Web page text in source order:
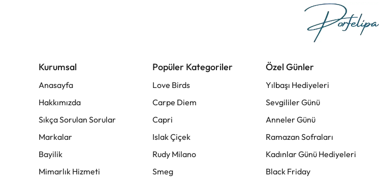
Kurumsal
Anasayfa
Hakkımızda
Sıkça Sorulan Sorular
Markalar
Bayilik
Mimarlık Hizmeti
Popüler Kategoriler
Love Birds
Carpe Diem
Capri
Islak Çiçek
Rudy Milano
Smeg
Özel Günler
Yılbaşı Hediyeleri
Sevgililer Günü
Anneler Günü
Ramazan Sofraları
Kadınlar Günü Hediyeleri
Black Friday